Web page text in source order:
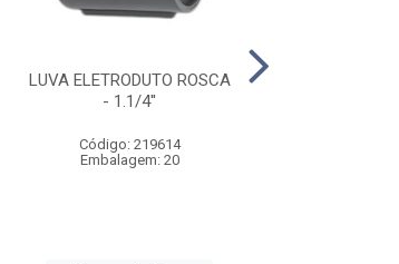
LUVA ELETRODUTO ROSCA
- 1.1/4''
Código: 219614
Embalagem: 20